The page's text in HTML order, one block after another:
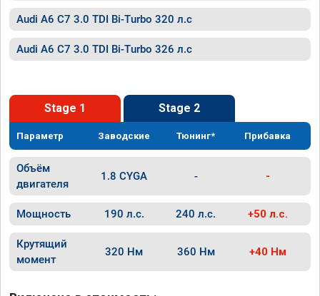
Audi A6 C7 3.0 TDI Bi-Turbo 320 л.с
Audi A6 C7 3.0 TDI Bi-Turbo 326 л.с
Stage 1 Stage 2
Параметр Заводские Тюнинг* Прибавка
Объём
двигателя
1.8 CYGA - -
Мощность 190 л.с. 240 л.с. +50 л.с.
Крутящий
момент
320 Нм 360 Нм +40 Нм